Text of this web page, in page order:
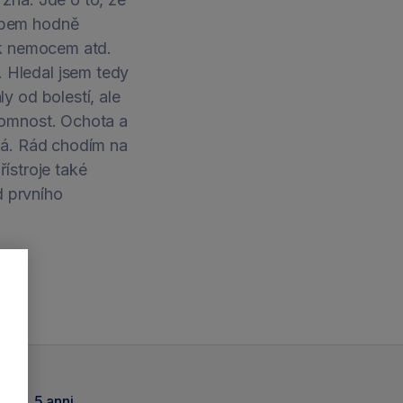
hodně
nemocem atd.
Hledal jsem tedy
od bolestí, ale
Ochota a
Rád chodím na
také
prvního